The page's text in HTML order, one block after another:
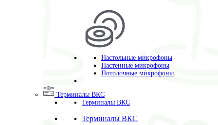
Настольные микрофоны
Настенные микрофоны
Потолочные микрофоны
Терминалы ВКС
Терминалы ВКС
Терминалы ВКС